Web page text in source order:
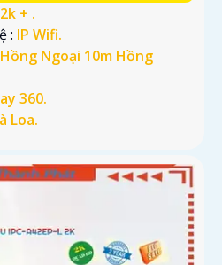
+ .
: IP Wifi.
Hồng Ngoại 10m Hồng
360.
Loa.